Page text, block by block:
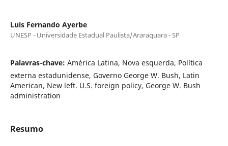
Luis Fernando Ayerbe
UNESP - Universidade Estadual Paulista/Araraquara - SP
Palavras-chave: América Latina, Nova esquerda, Política
externa estadunidense, Governo George W. Bush, Latin
American, New left. U.S. foreign policy, George W. Bush
administration
Resumo